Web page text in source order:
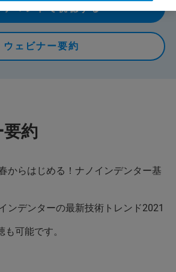
デマンドで視聴する
ウェビナー要約
約
からはじめる！ナノインデンター基
ンデンターの最新技術トレンド2021
可能です。